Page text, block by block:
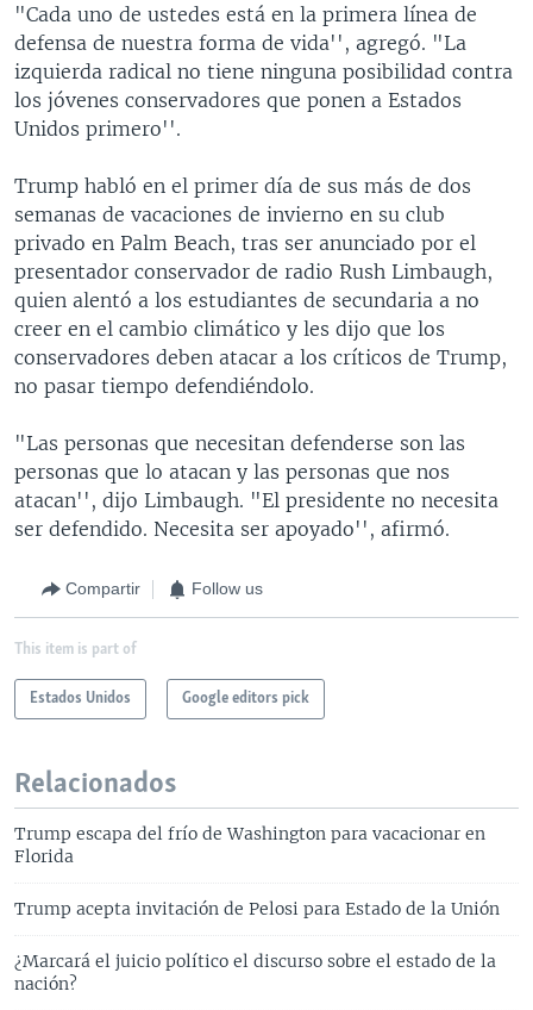
"Cada uno de ustedes está en la primera línea de
defensa de nuestra forma de vida'', agregó. "La
izquierda radical no tiene ninguna posibilidad contra
los jóvenes conservadores que ponen a Estados
Unidos primero''.
Trump habló en el primer día de sus más de dos
semanas de vacaciones de invierno en su club
privado en Palm Beach, tras ser anunciado por el
presentador conservador de radio Rush Limbaugh,
quien alentó a los estudiantes de secundaria a no
creer en el cambio climático y les dijo que los
conservadores deben atacar a los críticos de Trump,
no pasar tiempo defendiéndolo.
"Las personas que necesitan defenderse son las
personas que lo atacan y las personas que nos
atacan'', dijo Limbaugh. "El presidente no necesita
ser defendido. Necesita ser apoyado'', afirmó.
Compartir Follow us
This item is part of
Estados Unidos Google editors pick
Relacionados
Trump escapa del frío de Washington para vacacionar en
Florida
Trump acepta invitación de Pelosi para Estado de la Unión
¿Marcará el juicio político el discurso sobre el estado de la
nación?